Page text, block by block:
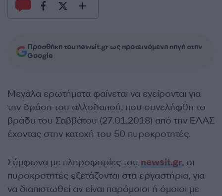
Προσθήκη του newsit.gr ως προτεινόμενη πηγή στην
Google
Μεγάλα ερωτήματα φαίνεται να εγείρονται για
την δράση του αλλοδαπού, που συνελήφθη το
βράδυ του Σαββάτου (27.01.2018) από την ΕΛΑΣ
έχοντας στην κατοχή του 50 πυροκροτητές.
Σύμφωνα με πληροφορίες του newsit.gr, οι
πυροκροτητές εξετάζονται στα εργαστήρια, για
να διαπιστωθεί αν είναι παρόμοιοι ή όμοιοι με